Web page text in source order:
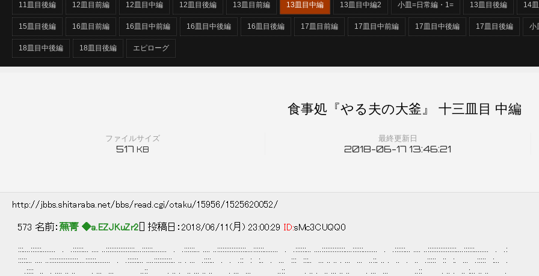
11皿目後編 12皿目前編 12皿目中編 12皿目後編 13皿目前編 13皿目中編 13皿目中編2 小皿=日常編・1= 13皿目後編 14
15皿目後編 16皿目前編 16皿目中前編 16皿目中後編 16皿目後編 17皿目前編 17皿目中前編 17皿目中後編 17皿目後編 小
18皿目中後編 18皿目後編 エピローグ
ファイルサイズ
517 KB
最終更新日
2018-06-17 13:46:21
食事処『やる夫の大釜』 十三皿目 中編
http://jbbs.shitaraba.net/bbs/read.cgi/otaku/15956/1525620052/
573 名前： 蕪菁 ◆a.EZJKuZr2 [] 投稿日：2018/06/11(月) 23:00:29 ID:sMc3CUQQ0
:::....::::::........ . .::::::... .... ..::::::::::::::::....::::::........ . .::::::... .... ..::::::::::::::::....::::::........ . .::::::... ....:::::::::::::....::::::........ . .::::::... .... ..::::::::::::::::....::::::........ . .:
:::::... .... ..::::::::::::::::....::::::........ . .::::::... ....::::::::::.. .. . ... .::::.. . . .:: : :.. . ... ::: :::.. ... .. .. . ... ... ..::. .. . .. . .. .::::: :: :. ... .::::: :... .
.:::: .. . .... .. .. . ... ... ..:: . .. . .. ... .. .. . ... ... ..:: . .. . .. ... .. .. . ... ... ..:: . .. . .. :... .. .. .